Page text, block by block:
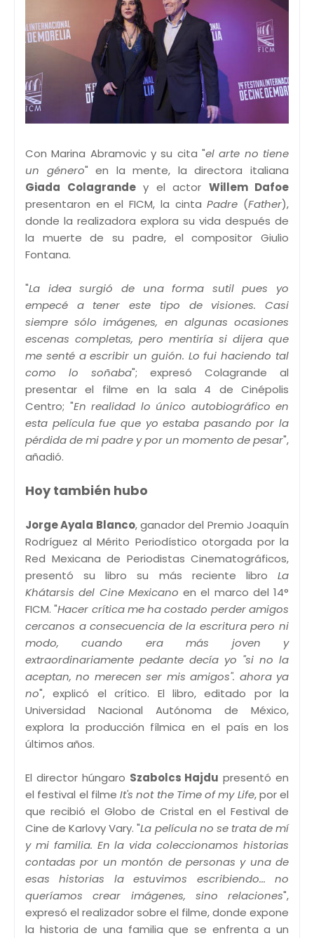
Con Marina Abramovic y su cita "el arte no tiene
un género" en la mente, la directora italiana
Giada Colagrandey el actor Willem Dafoe
presentaron en el FICM, la cintaPadre (Father),
donde la realizadora explora su vida después de
la muerte de su padre, el compositor Giulio
Fontana.
"La idea surgió de una forma sutil pues yo
empecé a tener este tipo de visiones. Casi
siempre sólo imágenes, en algunas ocasiones
escenas completas, pero mentiría si dijera que
me senté a escribir un guión. Lo fui haciendo tal
como lo soñaba"; expresó Colagrande al
presentar el filme en la sala 4 de Cinépolis
Centro; "En realidad lo único autobiográfico en
esta película fue que yo estaba pasando por la
pérdida de mi padre y por un momento de pesar",
añadió.
Hoy también hubo
Jorge Ayala Blanco, ganador del Premio Joaquín
Rodríguez al Mérito Periodístico otorgada por la
Red Mexicana de Periodistas Cinematográficos,
presentó su libro su más reciente libro La
Khátarsis del Cine Mexicano en el marco del 14°
FICM. "Hacer crítica me ha costado perder amigos
cercanos a consecuencia de la escritura pero ni
modo, cuando era más joven y
extraordinariamente pedante decía yo "si no la
aceptan, no merecen ser mis amigos". ahora ya
no", explicó el crítico. El libro, editado por la
Universidad Nacional Autónoma de México,
explora la producción fílmica en el país en los
últimos años.
El director húngaro Szabolcs Hajdu presentó en
el festival el filme It's not the Time of my Life, por el
que recibió el Globo de Cristal en el Festival de
Cine de Karlovy Vary. "La película no se trata de mí
y mi familia. En la vida coleccionamos historias
contadas por un montón de personas y una de
esas historias la estuvimos escribiendo... no
queríamos crear imágenes, sino relaciones",
expresó el realizador sobre el filme, donde expone
la historia de una familia que se enfrenta a un